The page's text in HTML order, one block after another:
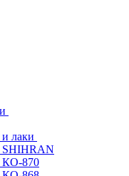
лаки
SHIHRAN
КО-870